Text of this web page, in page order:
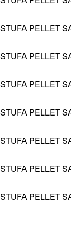
STUFA PELLET
STUFA PELLET
STUFA PELLET
STUFA PELLET
STUFA PELLET
STUFA PELLET
STUFA PELLET